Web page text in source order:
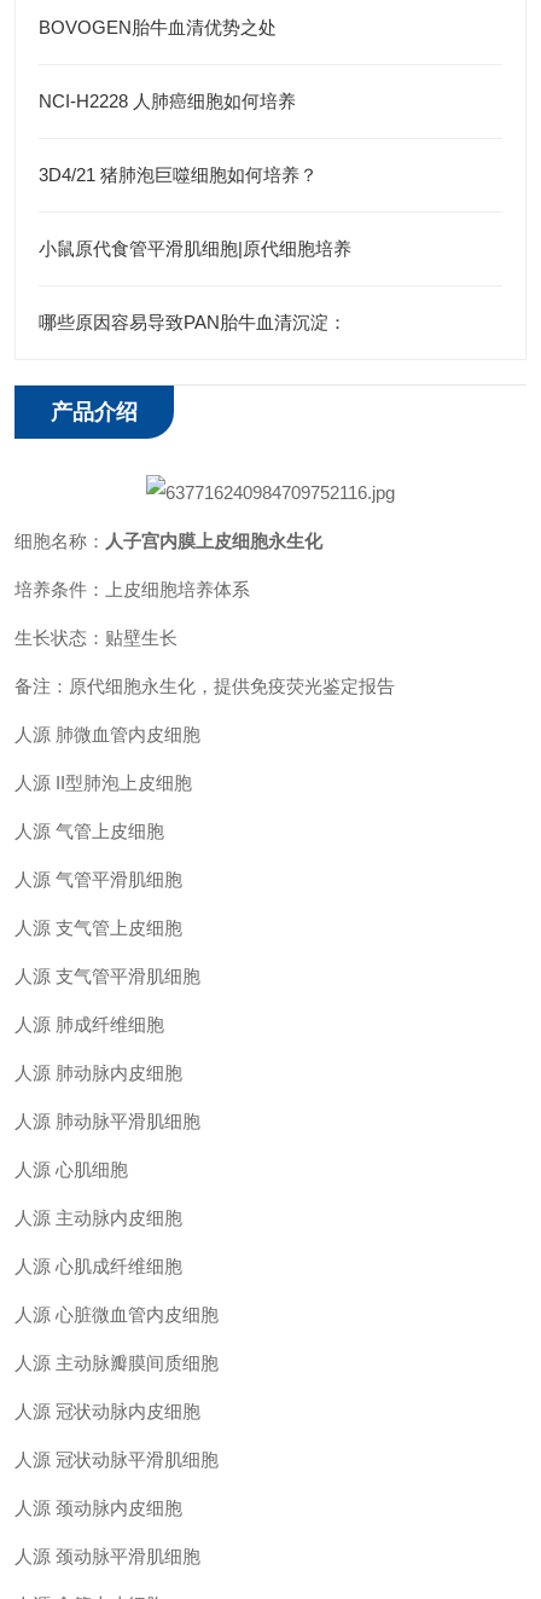
BOVOGEN胎牛血清优势之处
NCI-H2228 人肺癌细胞如何培养
3D4/21 猪肺泡巨噬细胞如何培养？
小鼠原代食管平滑肌细胞|原代细胞培养
哪些原因容易导致PAN胎牛血清沉淀：
产品介绍
细胞名称： 人子宫内膜上皮细胞永生化
培养条件：上皮细胞培养体系
生长状态：贴壁生长
备注：原代细胞永生化，提供免疫荧光鉴定报告
人源 肺微血管内皮细胞
人源 II型肺泡上皮细胞
人源 气管上皮细胞
人源 气管平滑肌细胞
人源 支气管上皮细胞
人源 支气管平滑肌细胞
人源 肺成纤维细胞
人源 肺动脉内皮细胞
人源 肺动脉平滑肌细胞
人源 心肌细胞
人源 主动脉内皮细胞
人源 心肌成纤维细胞
人源 心脏微血管内皮细胞
人源 主动脉瓣膜间质细胞
人源 冠状动脉内皮细胞
人源 冠状动脉平滑肌细胞
人源 颈动脉内皮细胞
人源 颈动脉平滑肌细胞